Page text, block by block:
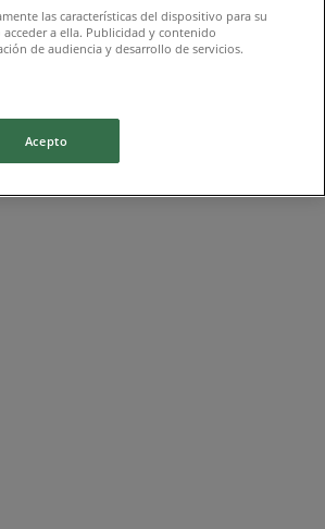
las características del dispositivo para su
a ella. Publicidad y contenido
de audiencia y desarrollo de servicios.
Acepto